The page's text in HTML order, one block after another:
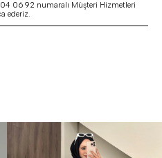
06 92 numaralı Müşteri Hizmetleri
ederiz.